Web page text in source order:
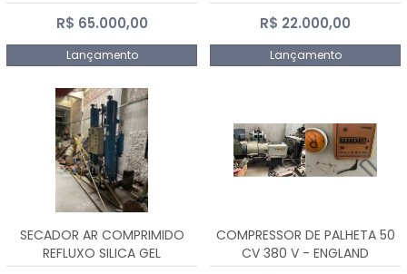
R$ 65.000,00
Lançamento
R$ 22.000,00
Lançamento
SECADOR AR COMPRIMIDO
REFLUXO SILICA GEL
COMPRESSOR DE PALHETA 50
CV 380 V - ENGLAND